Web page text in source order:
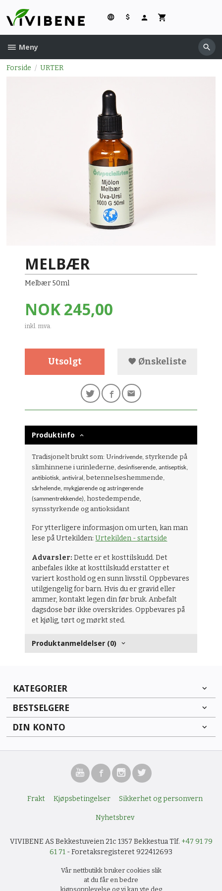
innholdet
Meny
Forside URTER
MELBÆR
Melbær 50ml
Pris
NOK245,00
inkl. mva.
Utsolgt Ønskeliste
Produktinfo
Tradisjonelt brukt som: Urindrivende,styrkende på
slimhinnene i urinlederne, desinfiserende, antiseptisk,
antibiotisk, antiviral, betennelseshemmende,
sårhelende, mykgjørende og astringerende
(sammentrekkende), hostedempende,
synsstyrkende og antioksidant
For ytterligere informasjon om urten, kan man
lese på Urtekilden:Urtekilden - startside
Advarsler:Dette er et kosttilskudd. Det
anbefales ikke at kosttilskudd erstatter et
variert kosthold og en sunn livsstil. Oppbevares
utilgjengelig for barn. Hvis du er gravid eller
ammer, kontakt legen din før bruk. Anbefalt
dagsdose bør ikke overskrides. Oppbevares på
et kjølig, tørt og mørkt sted.
Produktanmeldelser (0)
KATEGORIER
BESTSELGERE
DIN KONTO
Frakt Kjøpsbetingelser Sikkerhet og personvern
Nyhetsbrev
VIVIBENE AS Bekkestuveien 21c 1357 Bekkestua Tlf. +47 91 79
61 71 - Foretaksregisteret 922412693
Vår nettbutikk bruker cookies slik
at du får en bedre
kjøpsopplevelse og vi kan yte deg